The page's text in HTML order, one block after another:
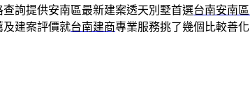
詢提供安南區最新建案透天別墅首選台南安南
及建案評價就台南建商專業服務挑了幾個比較善